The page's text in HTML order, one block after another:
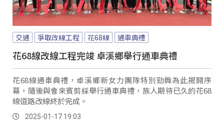
交通 爭取改線工程 花68線 通車典禮
花68線改線工程完竣 卓溪鄉舉行通車典禮
花68線通車典禮，卓溪鄉新女力團隊特別勁舞為此揭開序
幕，隨後與會來賓剪綵舉行通車典禮，族人期待已久的花68
線道路改線終於完成。
2025-01-17 19:03